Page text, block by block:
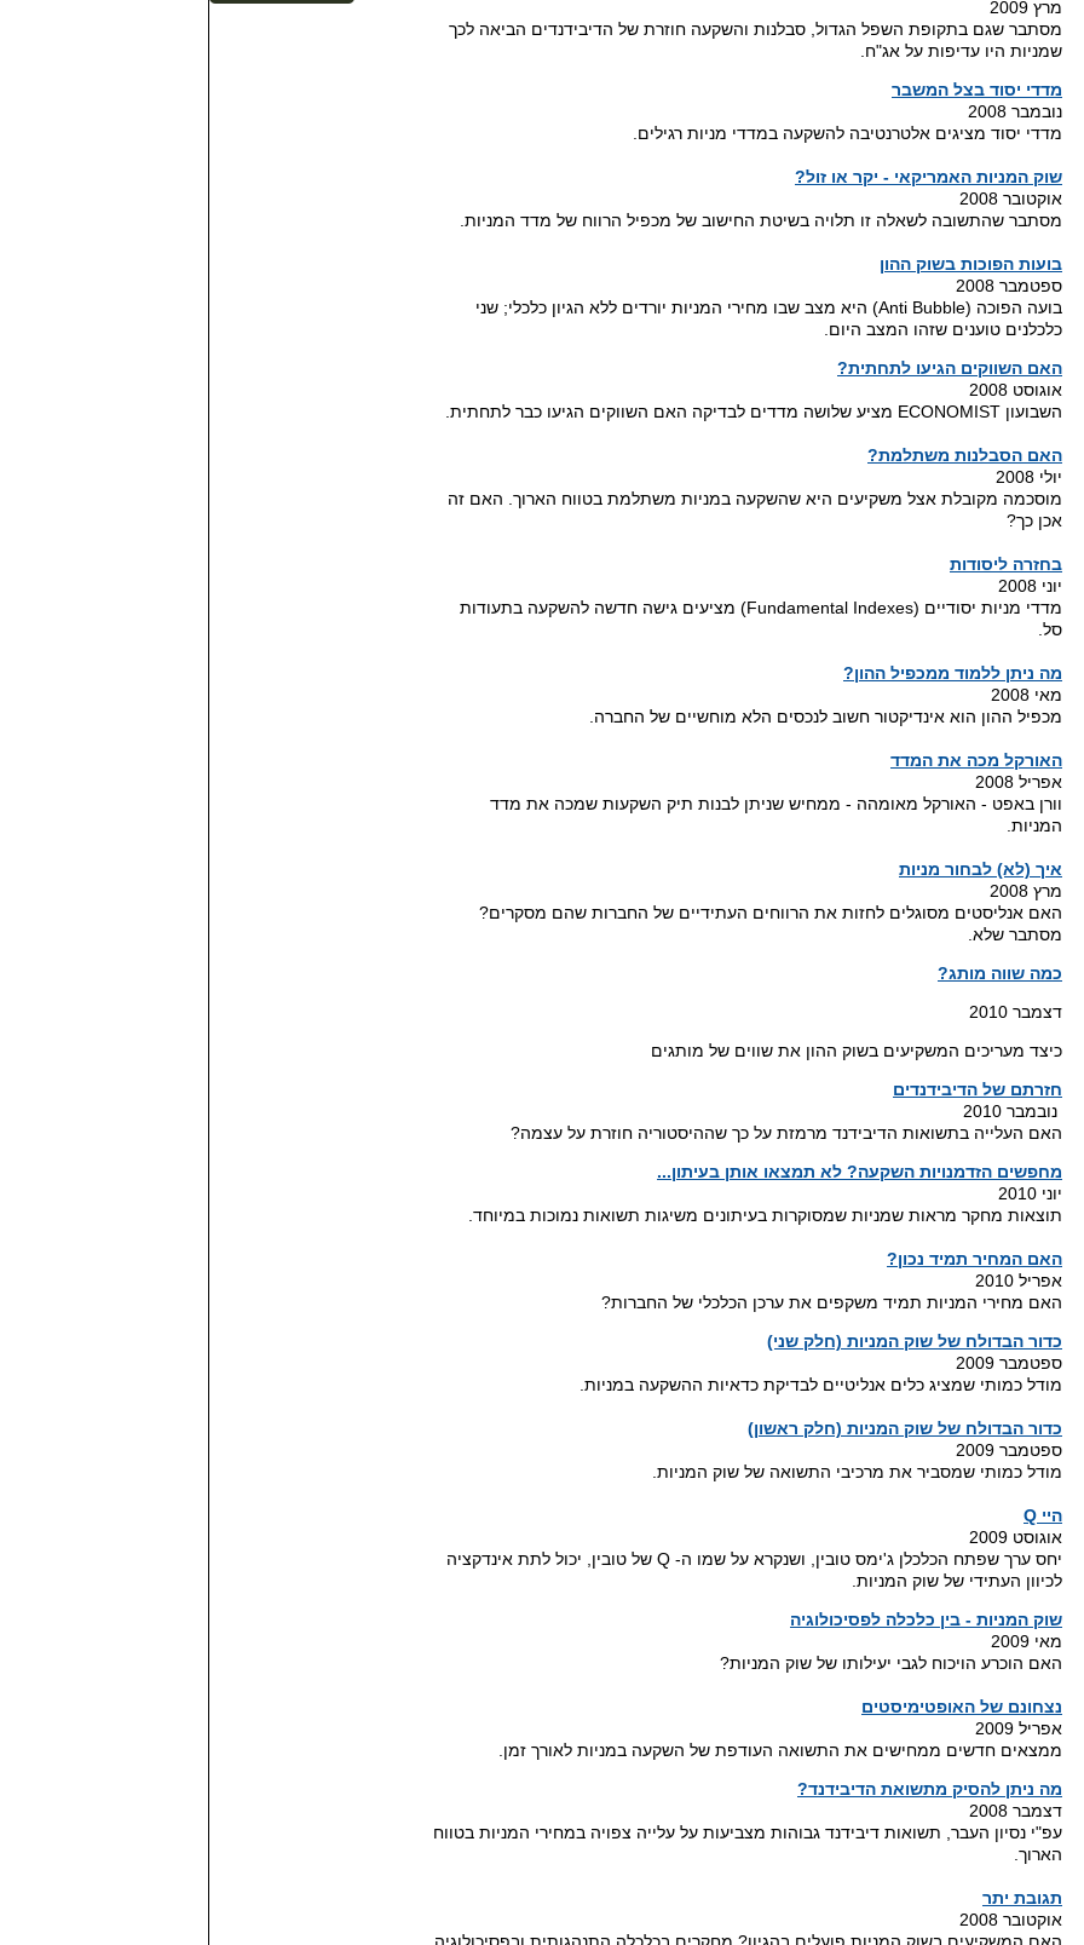
מרץ 2009
מסתבר שגם בתקופת השפל הגדול, סבלנות והשקעה חוזרת של הדיבידנדים הביאה לכך
שמניות היו עדיפות על אג"ח.
מדדי יסוד בצל המשבר
נובמבר 2008
מדדי יסוד מציגים אלטרנטיבה להשקעה במדדי מניות רגילים.
שוק המניות האמריקאי - יקר או זול?
אוקטובר 2008
מסתבר שהתשובה לשאלה זו תלויה בשיטת החישוב של מכפיל הרווח של מדד המניות.
בועות הפוכות בשוק ההון
ספטמבר 2008
בועה הפוכה (Anti Bubble) היא מצב שבו מחירי המניות יורדים ללא הגיון כלכלי; שני
כלכלנים טוענים שזהו המצב היום.
האם השווקים הגיעו לתחתית?
אוגוסט 2008
השבועון ECONOMIST מציע שלושה מדדים לבדיקה האם השווקים הגיעו כבר לתחתית.
האם הסבלנות משתלמת?
יולי 2008
מוסכמה מקובלת אצל משקיעים היא שהשקעה במניות משתלמת בטווח הארוך. האם זה
אכן כך?
בחזרה ליסודות
יוני 2008
מדדי מניות יסודיים (Fundamental Indexes) מציעים גישה חדשה להשקעה בתעודות
סל.
מה ניתן ללמוד ממכפיל ההון?
מאי 2008
מכפיל ההון הוא אינדיקטור חשוב לנכסים הלא מוחשיים של החברה.
האורקל מכה את המדד
אפריל 2008
וורן באפט - האורקל מאומהה - ממחיש שניתן לבנות תיק השקעות שמכה את מדד
המניות.
איך (לא) לבחור מניות
מרץ 2008
האם אנליסטים מסוגלים לחזות את הרווחים העתידיים של החברות שהם מסקרים?
מסתבר שלא.
כמה שווה מותג?
דצמבר 2010
כיצד מעריכים המשקיעים בשוק ההון את שווים של מותגים
חזרתם של הדיבידנדים
נובמבר 2010
האם העלייה בתשואות הדיבידנד מרמזת על כך שההיסטוריה חוזרת על עצמה?
מחפשים הזדמנויות השקעה? לא תמצאו אותן בעיתון...
יוני 2010
תוצאות מחקר מראות שמניות שמסוקרות בעיתונים משיגות תשואות נמוכות במיוחד.
האם המחיר תמיד נכון?
אפריל 2010
האם מחירי המניות תמיד משקפים את ערכן הכלכלי של החברות?
כדור הבדולח של שוק המניות (חלק שני)
ספטמבר 2009
מודל כמותי שמציג כלים אנליטיים לבדיקת כדאיות ההשקעה במניות.
כדור הבדולח של שוק המניות (חלק ראשון)
ספטמבר 2009
מודל כמותי שמסביר את מרכיבי התשואה של שוק המניות.
היי Q
אוגוסט 2009
יחס ערך שפתח הכלכלן ג'ימס טובין, ושנקרא על שמו ה- Q של טובין, יכול לתת אינדקציה
לכיוון העתידי של שוק המניות.
שוק המניות - בין כלכלה לפסיכולוגיה
מאי 2009
האם הוכרע הויכוח לגבי יעילותו של שוק המניות?
נצחונם של האופטימיסטים
אפריל 2009
ממצאים חדשים ממחישים את התשואה העודפת של השקעה במניות לאורך זמן.
מה ניתן להסיק מתשואת הדיבידנד?
דצמבר 2008
עפ"י נסיון העבר, תשואות דיבידנד גבוהות מצביעות על עלייה צפויה במחירי המניות בטווח
הארוך.
תגובת יתר
אוקטובר 2008